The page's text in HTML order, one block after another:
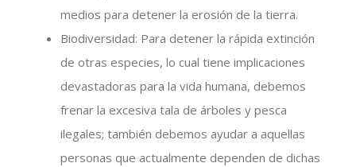
medios para detener la erosión de la tierra.
Biodiversidad: Para detener la rápida extinción
de otras especies, lo cual tiene implicaciones
devastadoras para la vida humana, debemos
frenar la excesiva tala de árboles y pesca
ilegales; también debemos ayudar a aquellas
personas que actualmente dependen de dichas